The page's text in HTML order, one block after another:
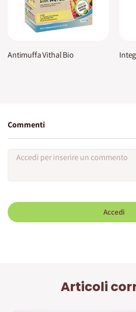
Antimuffa Vithal Bio
Commenti
Accedi
Articoli